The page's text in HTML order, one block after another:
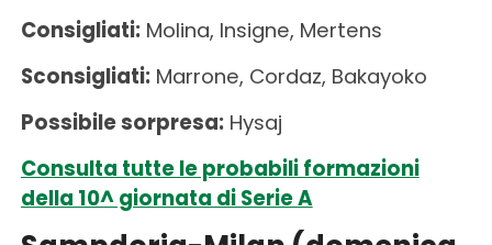
Consigliati:Molina, Insigne, Mertens
Sconsigliati:Marrone, Cordaz, Bakayoko
Possibile sorpresa:Hysaj
Consulta tutte le probabili formazioni
della 10^ giornata di Serie A